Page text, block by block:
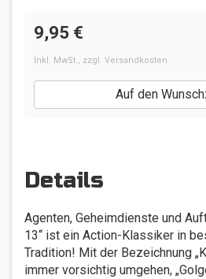
9,95 €
Inkl. MwSt., zzgl. Versandkosten
Auf den
Details
Agenten, Geheimdienste und
13“ ist ein Action-Klassiker in
Tradition! Mit der Bezeichnung
immer vorsichtig umgehen,